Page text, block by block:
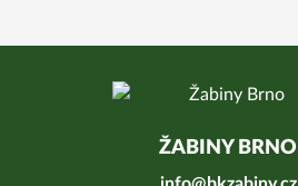
ŽABINY BRNO